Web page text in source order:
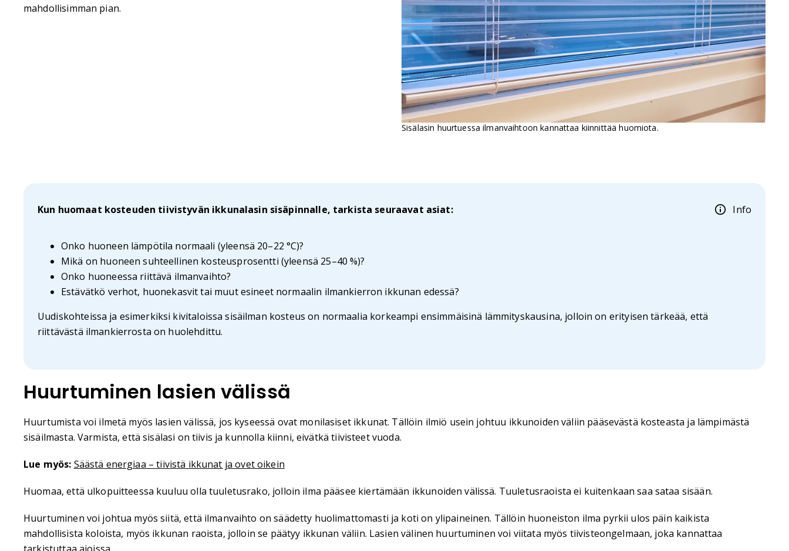
mahdollisimman pian.
Sisälasin huurtuessa ilmanvaihtoon kannattaa kiinnittää huomiota.
Info
Kun huomaat kosteuden tiivistyvän ikkunalasin sisäpinnalle, tarkista seuraavat asiat:
Onko huoneen lämpötila normaali (yleensä 20–22 °C)?
Mikä on huoneen suhteellinen kosteusprosentti (yleensä 25–40 %)?
Onko huoneessa riittävä ilmanvaihto?
Estävätkö verhot, huonekasvit tai muut esineet normaalin ilmankierron ikkunan edessä?
Uudiskohteissa ja esimerkiksi kivitaloissa sisäilman kosteus on normaalia korkeampi ensimmäisinä lämmityskausina, jolloin on erityisen tärkeää, että
riittävästä ilmankierrosta on huolehdittu.
Huurtuminen lasien välissä
Huurtumista voi ilmetä myös lasien välissä, jos kyseessä ovat monilasiset ikkunat. Tällöin ilmiö usein johtuu ikkunoiden väliin pääsevästä kosteasta ja lämpimästä
sisäilmasta. Varmista, että sisälasi on tiivis ja kunnolla kiinni, eivätkä tiivisteet vuoda.
Lue myös: Säästä energiaa – tiivistä ikkunat ja ovet oikein
Huomaa, että ulkopuitteessa kuuluu olla tuuletusrako, jolloin ilma pääsee kiertämään ikkunoiden välissä. Tuuletusraoista ei kuitenkaan saa sataa sisään.
Huurtuminen voi johtua myös siitä, että ilmanvaihto on säädetty huolimattomasti ja koti on ylipaineinen. Tällöin huoneiston ilma pyrkii ulos päin kaikista
mahdollisista koloista, myös ikkunan raoista, jolloin se päätyy ikkunan väliin. Lasien välinen huurtuminen voi viitata myös tiivisteongelmaan, joka kannattaa